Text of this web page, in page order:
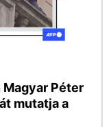
Magyar Péter
mutatja a